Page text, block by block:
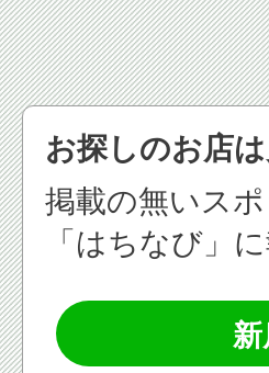
お探しのお店
掲載の無いス
「はちなび」